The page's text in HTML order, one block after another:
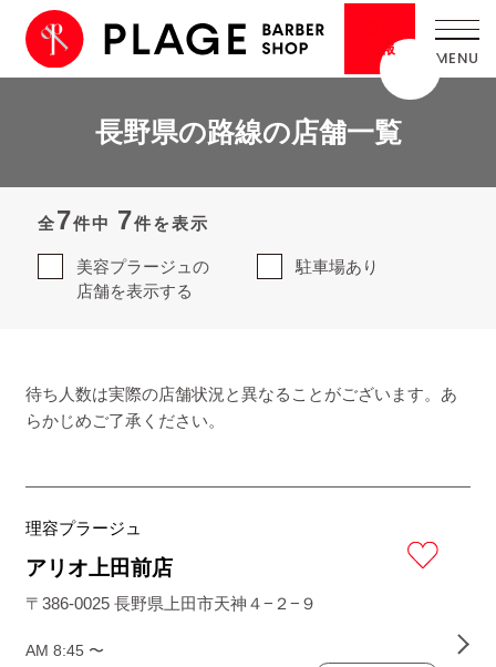
情報
長野県の路線の店舗一覧
全7件中 7件を表示
美容プラージュの
店舗を表示する
駐車場あり
待ち人数は実際の店舗状況と異なることがございます。あ
らかじめご了承ください。
理容プラージュ
アリオ上田前店
〒386-0025 長野県上田市天神４−２−９
AM 8:45 〜